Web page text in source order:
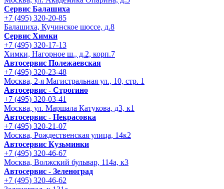
Сервис Балашиха
+7 (495) 320-20-85
Балашиха, Кучинское шоссе, д.8
Сервис Химки
+7 (495) 320-17-13
Химки, Нагорное ш., д.2, корп.7
Автосервис Полежаевская
+7 (495) 320-23-48
Москва, 2-я Магистральная ул., 10, стр. 1
Автосервис - Строгино
+7 (495) 320-03-41
Москва, ул. Маршала Катукова, д3, к1
Автосервис - Некрасовка
+7 (495) 320-21-07
Москва, Рождественская улица, 14к2
Автосервис Кузьминки
+7 (495) 320-46-67
Москва, Волжский бульвар, 114а, к3
Автосервис - Зеленоград
+7 (495) 320-46-62